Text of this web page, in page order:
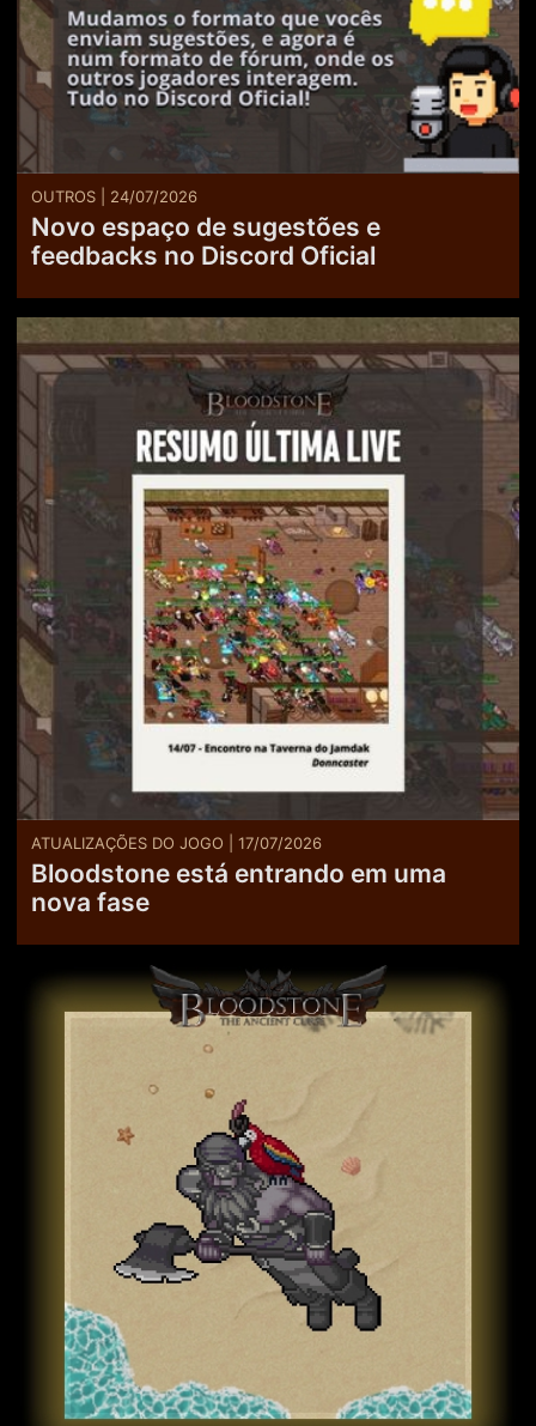
OUTROS | 24/07/2026
Novo espaço de sugestões e
feedbacks no Discord Oficial
ATUALIZAÇÕES DO JOGO | 17/07/2026
Bloodstone está entrando em uma
nova fase